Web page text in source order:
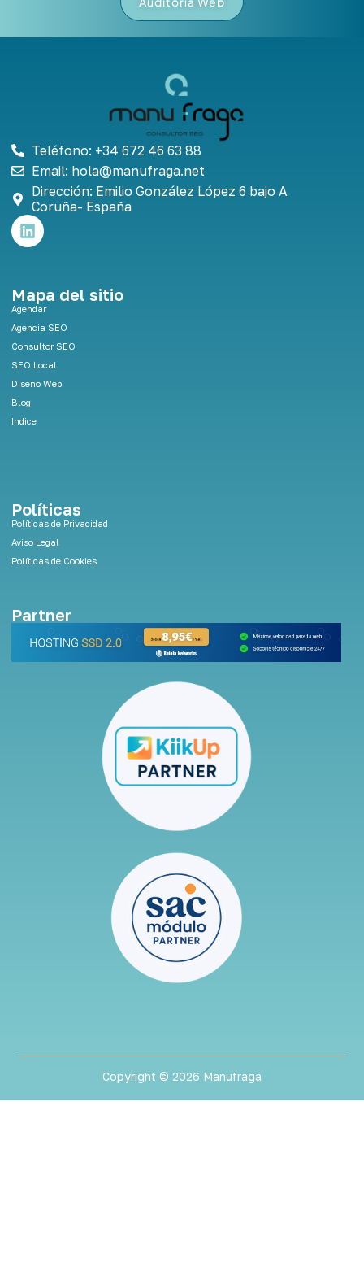
Teléfono: +34 672 46 63 88
Email: hola@manufraga.net
Dirección: Emilio González López 6 bajo A
Coruña- España
L
i
e
d
n
Mapa del sitio
Agendar
Agencia SEO
Consultor SEO
SEO Local
Diseño Web
Blog
Indice
Políticas
Políticas de Privacidad
Aviso Legal
Políticas de Cookies
Partner
Copyright © 2026 Manufraga